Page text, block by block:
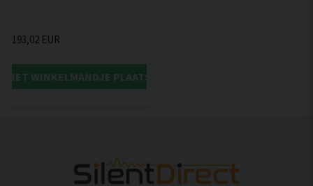
193,02 EUR
HET WINKELMANDJE PLAATSEN